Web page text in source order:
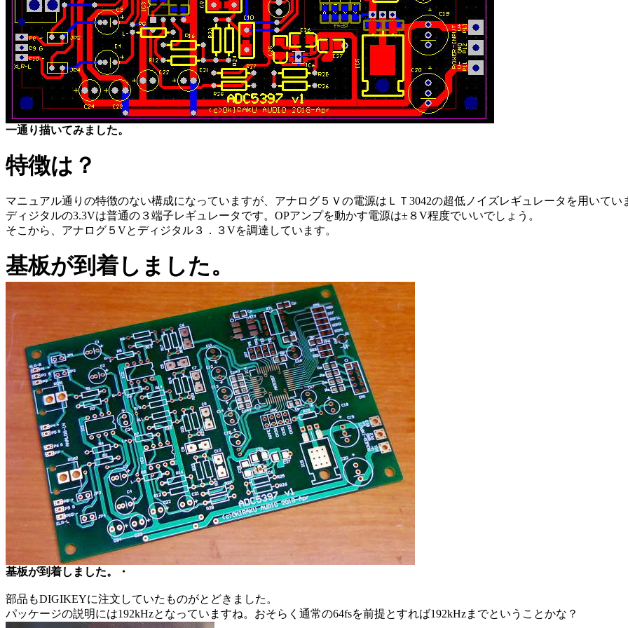
一通り描いてみました。
特徴は？
マニュアル通りの特徴のない構成になっていますが、アナログ５Ｖの電源はＬＴ3042の超低ノイズレギュレータを用いてい
ディジタルの3.3Vは普通の３端子レギュレータです。OPアンプを動かす電源は±８V程度でいいでしょう。
そこから、アナログ５Vとディジタル３．３Vを調達しています。
基板が到着しました。
基板が到着しました。・
部品もDIGIKEYに注文していたものがとどきました。
パッケージの説明には192kHzとなっていますね。おそらく通常の64fsを前提とすれば192kHzまでということかな？